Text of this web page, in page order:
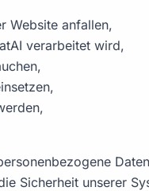
Website anfallen,
verarbeitet wird,
Sicherheit unserer